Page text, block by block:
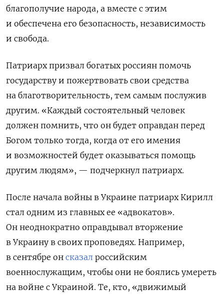
благополучие народа, а вместе с этим
и обеспечена его безопасность, независимость
и свобода.
Патриарх призвал богатых россиян помочь
государству и пожертвовать свои средства
на благотворительность, тем самым послужив
другим. «Каждый состоятельный человек
должен помнить, что он будет оправдан перед
Богом только тогда, когда от его имения
и возможностей будет оказываться помощь
другим людям», — подчеркнул патриарх.
После начала войны в Украине патриарх Кирилл
стал одним из главных ее «адвокатов».
Он неоднократно оправдывал вторжение
в Украину в своих проповедях. Например,
в сентябре он сказал российским
военнослужащим, чтобы они не боялись умереть
на войне с Украиной. Те, кто, «движимый